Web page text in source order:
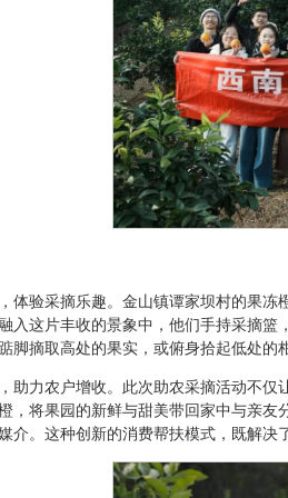
体验采摘乐趣。金山镇谭家坝村的果
入这片丰收的景象中，他们手持采摘
脚摘取高处的果实，或俯身拾起低处的
助力农户增收。此次助农采摘活动不
，将果园的新鲜与甜美带回家中与亲
介。这种创新的消费帮扶模式，既解决